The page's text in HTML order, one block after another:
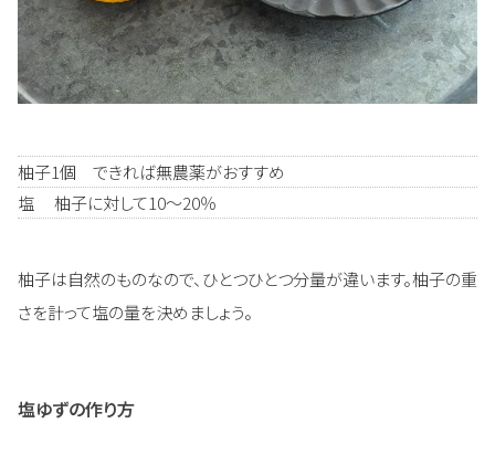
柚子1個 できれば無農薬がおすすめ
塩 柚子に対して10～20％
柚子は自然のものなので、ひとつひとつ分量が違います。柚子の重
さを計って塩の量を決めましょう。
塩ゆずの作り方